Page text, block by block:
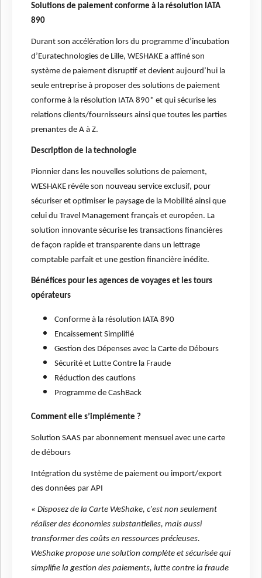
Solutions de paiement conforme à la résolution IATA
890
Durant son accélération lors du programme d’incubation
d’Euratechnologies de Lille, WESHAKE a affiné son
système de paiement disruptif et devient aujourd’hui la
seule entreprise à proposer des solutions de paiement
conforme à la résolution IATA 890* et qui sécurise les
relations clients/fournisseurs ainsi que toutes les parties
prenantes de A à Z.
Description de la technologie
Pionnier dans les nouvelles solutions de paiement,
WESHAKE révéle son nouveau service exclusif, pour
sécuriser et optimiser le paysage de la Mobilité ainsi que
celui du Travel Management français et européen. La
solution innovante sécurise les transactions financières
de façon rapide et transparente dans un lettrage
comptable parfait et une gestion financière inédite.
Bénéfices pour les agences de voyages et les tours
opérateurs
Conforme à la résolution IATA 890
Encaissement Simplifié
Gestion des Dépenses avec la Carte de Débours
Sécurité et Lutte Contre la Fraude
Réduction des cautions
Programme de CashBack
Comment elle s’implémente ?
Solution SAAS par abonnement mensuel avec une carte
de débours
Intégration du système de paiement ou import/export
des données par API
« Disposez de la Carte WeShake, c'est non seulement
réaliser des économies substantielles, mais aussi
transformer des coûts en ressources précieuses.
WeShake propose une solution complète et sécurisée qui
simplifie la gestion des paiements, lutte contre la fraude